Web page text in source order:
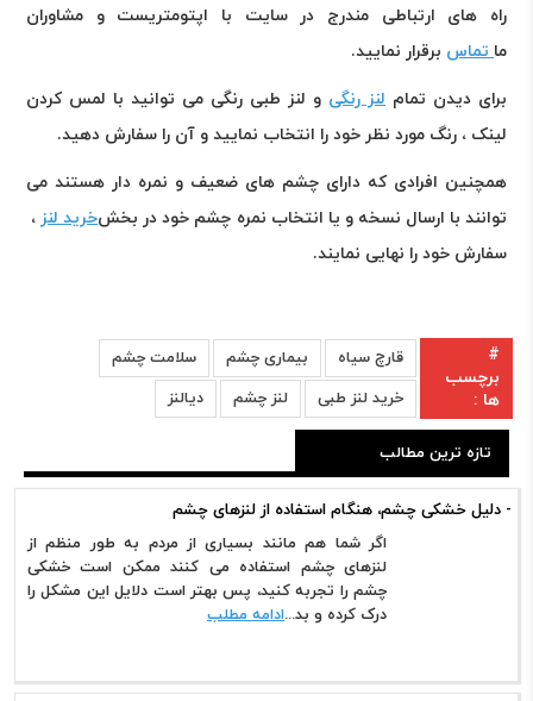
راه های ارتباطی مندرج در سایت با اپتومتریست و مشاوران
ماتماس برقرار نمایید.
برای دیدن تمام لنز رنگی و لنز طبی رنگی می توانید با لمس کردن
لینک ، رنگ مورد نظر خود را انتخاب نمایید و آن را سفارش دهید.
همچنین افرادی که دارای چشم های ضعیف و نمره دار هستند می
توانند با ارسال نسخه و یا انتخاب نمره چشم خود در بخشخرید لنز ،
سفارش خود را نهایی نمایند.
#
برچسب
ها :
قارچ سیاه بیماری چشم
سلامت چشم
خرید لنز طبی
لنز چشم دیالنز
تازه ترین مطالب
- دلیل خشکی چشم، هنگام استفاده از لنزهای چشم
اگر شما هم مانند بسیاری از مردم به طور منظم از
لنزهای چشم استفاده می کنند ممکن است خشکی
چشم را تجربه کنید، پس بهتر است دلایل این مشکل را
درک کرده و بد...ادامه مطلب